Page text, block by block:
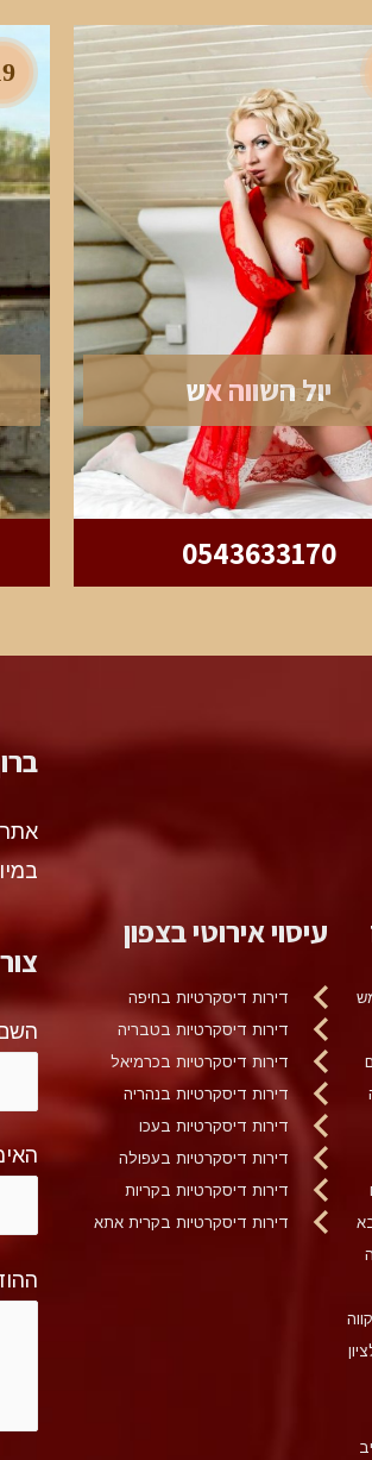
יול השווה אש
0543633170
עיסוי אירוטי בצפון
דירות דיסקרטיות בחיפה
דירות דיסקרטיות בטבריה
דירות דיסקרטיות בכרמיאל
דירות דיסקרטיות בנהריה
דירות דיסקרטיות בעכו
דירות דיסקרטיות בעפולה
דירות דיסקרטיות בקריות
דירות דיסקרטיות בקרית אתא